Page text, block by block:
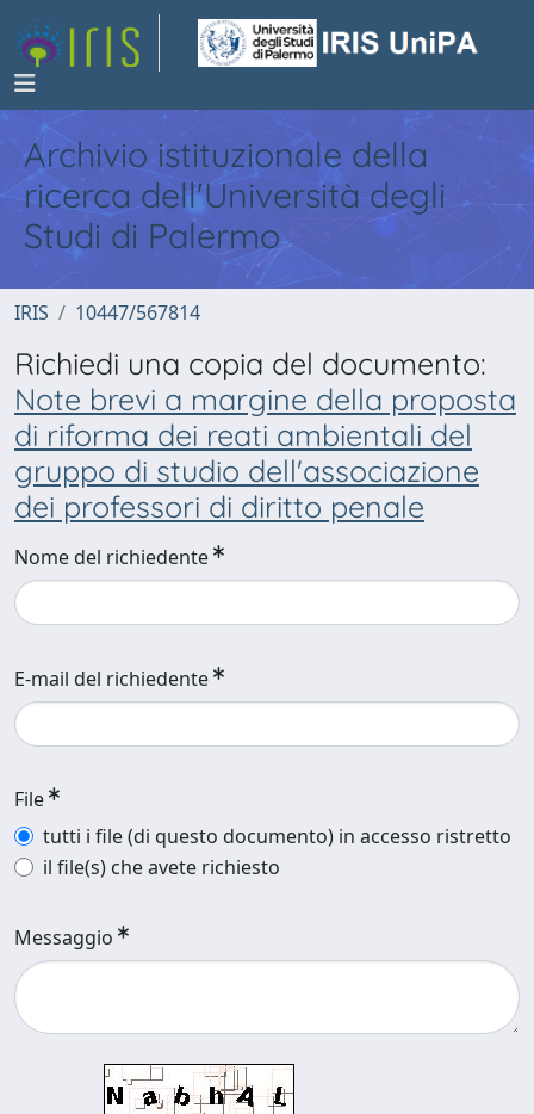
Archivio istituzionale della
ricerca dell'Università degli
Studi di Palermo
IRIS 10447/567814
Richiedi una copia del documento:
Note brevi a margine della proposta
di riforma dei reati ambientali del
gruppo di studio dell'associazione
dei professori di diritto penale
Nome del richiedente
E-mail del richiedente
File
tutti i file (di questo documento) in accesso ristretto
il file(s) che avete richiesto
Messaggio